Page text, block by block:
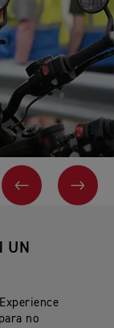
ANTERIOR
UN
no